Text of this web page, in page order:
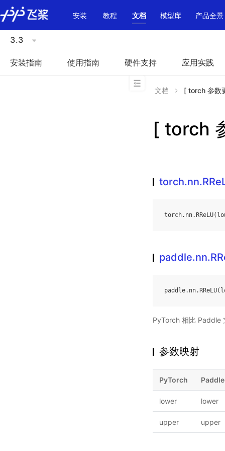
\u200E
安装
教程 文档 模型库 产品全景
3.3
安装指南 使用指南 硬件支持 应用实践
文档 [ torch 参数
[ torch
torch. nn. RReLU(
paddle. nn. RReLU(
PyTorch 相比 Paddle
参数映射
PyTorch
lower lower
upper upper